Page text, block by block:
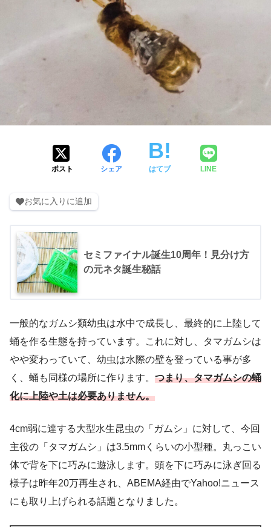
ポスト シェア はてブ LINE
お気に入りに追加
セミファイナル誕生10周年！見分け方
の元ネタ誕生秘話
一般的なガムシ類幼虫は水中で成長し、最終的に上陸して
蛹を作る生態を持っています。これに対し、タマガムシは
やや変わっていて、幼虫は水際の壁を登っている事が多
く、蛹も同様の場所に作ります。 つまり、タマガムシの蛹
化に上陸や土は必要ありません。
4cm弱に達する大型水生昆虫の「ガムシ」に対して、今回
主役の「タマガムシ」は3.5mmくらいの小型種。丸っこい
体で背を下に巧みに遊泳します。頭を下に巧みに泳ぎ回る
様子は昨年20万再生され、ABEMA経由でYahoo!ニュース
にも取り上げられる話題となりました。